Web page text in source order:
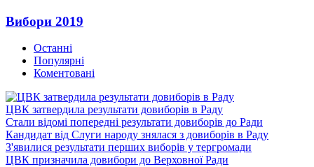
Вибори 2019
Останні
Популярні
Коментовані
ЦВК затвердила результати довиборів в Раду
Стали відомі попередні результати довиборів до Ради
Кандидат від Слуги народу знялася з довиборів в Раду
З'явилися результати перших виборів у тергромади
ЦВК призначила довибори до Верховної Ради